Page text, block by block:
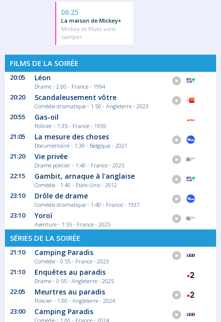
06:25
La maison de Mickey+
Mickey et Pluto vont
camper
FILMS DE LA SOIRÉE
20:05 Léon
Drame - 2:00 - France - 1994
20:20 Scandaleusement vôtre
Comédie dramatique - 1:50 - Angleterre - 2023
20:55 Gas-oil
Policier - 1:35 - France - 1955
21:05 La mesure des choses
Documentaire - 1:30 - Belgique - 2021
21:20 Vie privée
Drame policier - 1:40 - France - 2025
22:15 Gambit, arnaque à l'anglaise
Comédie - 1:40 - Etats-Unis - 2012
23:10 Drôle de drame
Comédie dramatique - 1:40 - France - 1937
23:10 Yoroï
Aventure - 1:55 - France - 2025
SÉRIES DE LA SOIRÉE
21:10 Camping Paradis
Comédie - 0:55 - France - 2023
21:10 Enquêtes au paradis
Drame - 0:55 - Angleterre - 2025
22:05 Meurtres au paradis
Policier - 1:00 - Angleterre - 2024
23:00 Camping Paradis
Comédie - 1:00 - France - 2024